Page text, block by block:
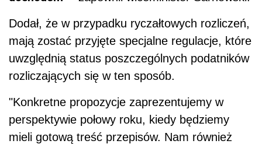
Dodał, że w przypadku ryczałtowych rozliczeń,
mają zostać przyjęte specjalne regulacje, które
uwzględnią status poszczególnych podatników
rozliczających się w ten sposób.
"Konkretne propozycje zaprezentujemy w
perspektywie połowy roku, kiedy będziemy
mieli gotową treść przepisów. Nam również